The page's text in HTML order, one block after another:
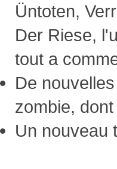
Üntoten,
Der Riese,
tout a
De
zombie,
Un nouveau